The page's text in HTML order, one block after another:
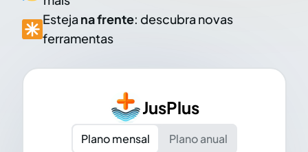
Esteja na frente: descubra novas
ferramentas
JusPlus
Plano mensal
Plano anual